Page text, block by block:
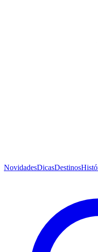
NovidadesDicasDestinos